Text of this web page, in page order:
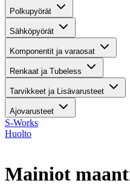
Polkupyörät
Sähköpyörät
Komponentit ja varaosat
Renkaat ja Tubeless
Tarvikkeet ja Lisävarusteet
Ajovarusteet
S-Works
Huolto
Mainiot